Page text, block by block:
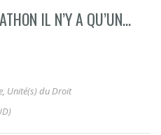
IL N’Y A QU’UN…
, Unité(s) du Droit